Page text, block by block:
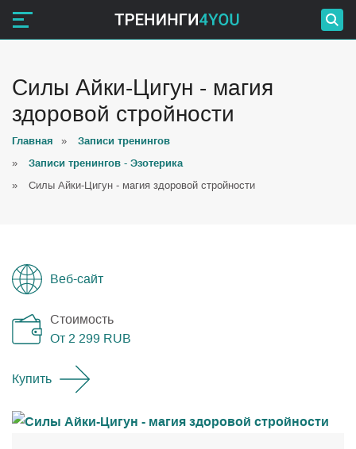
Силы Айки-Цигун - магия
здоровой стройности
Главная » Записи тренингов
» Записи тренингов - Эзотерика
» Силы Айки-Цигун - магия здоровой стройности
Веб-сайт
Стоимость
От 2 299 RUB
Купить